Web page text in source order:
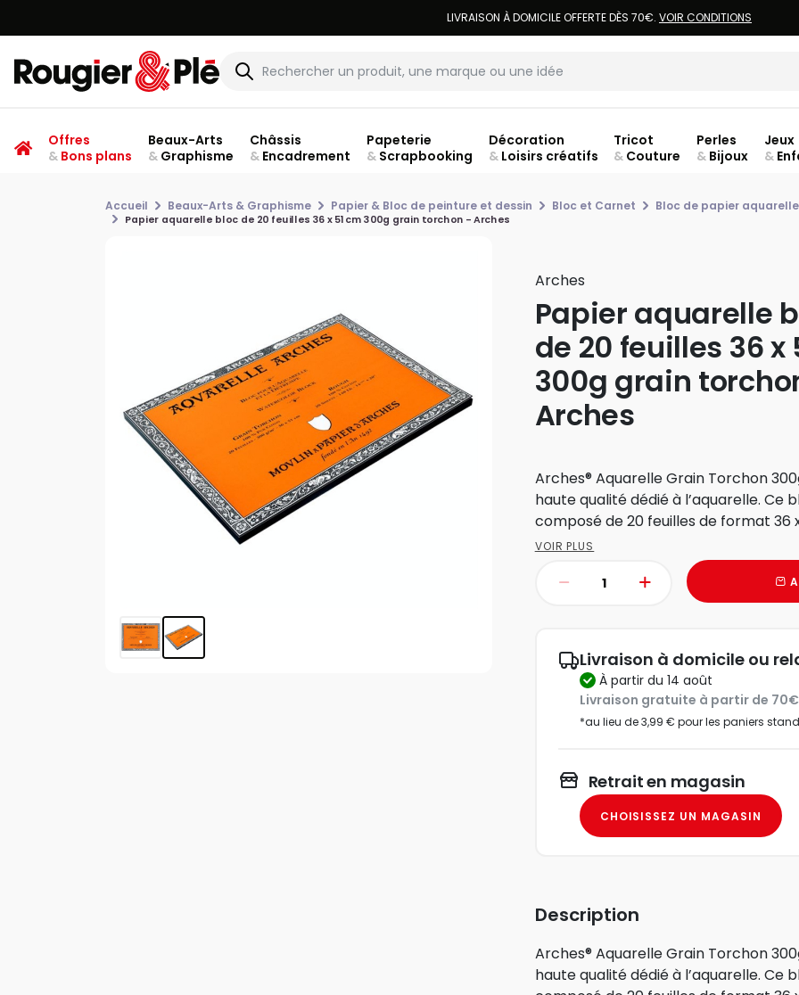
LIVRAISON À DOMICILE OFFERTE DÈS 70€. VOIR CONDITIONS
Offres
&Bons plans
Beaux-Arts
&Graphisme
Châssis
&Encadrement
Papeterie
&Scrapbooking
Décoration
&Loisirs créatifs
Tricot
& Couture
Perles
& Bijoux
Jeux
&
Accueil Beaux-Arts & Graphisme Papier & Bloc de peinture et dessin Bloc et Carnet Bloc de papier aquarelle
Papier aquarelle bloc de 20 feuilles 36 x 51cm 300g grain torchon - Arches
Arches
Papier aquarelle
de 20 feuilles 36 x
300g grain
Arches
Arches® Aquarelle Grain Torchon
haute qualité dédié à l’aquarelle. Ce
VOIR PLUS
Livraison à domicile ou
à partir du 14 août
Livraison gratuite à partir de
*au lieu de 3,99 € pour les paniers
Retrait en magasin
CHOISISSEZ UN MAGASIN
Description
Arches® Aquarelle Grain Torchon
haute qualité dédié à l’aquarelle. Ce